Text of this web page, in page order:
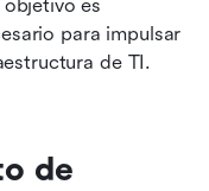
es
para impulsar
de TI.
de